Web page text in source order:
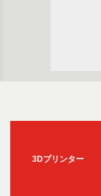
3Dプリンター